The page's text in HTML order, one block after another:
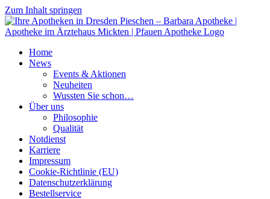
Zum Inhalt springen
Home
News
Events & Aktionen
Neu­hei­ten
Wuss­ten Sie schon…
Über uns
Phi­lo­so­phie
Qua­li­tät
Not­dienst
Kar­rie­re
Impres­sum
Coo­kie-Rich­t­­li­­nie (EU)
Datenschutz­erklärung
Bestell­ser­vice